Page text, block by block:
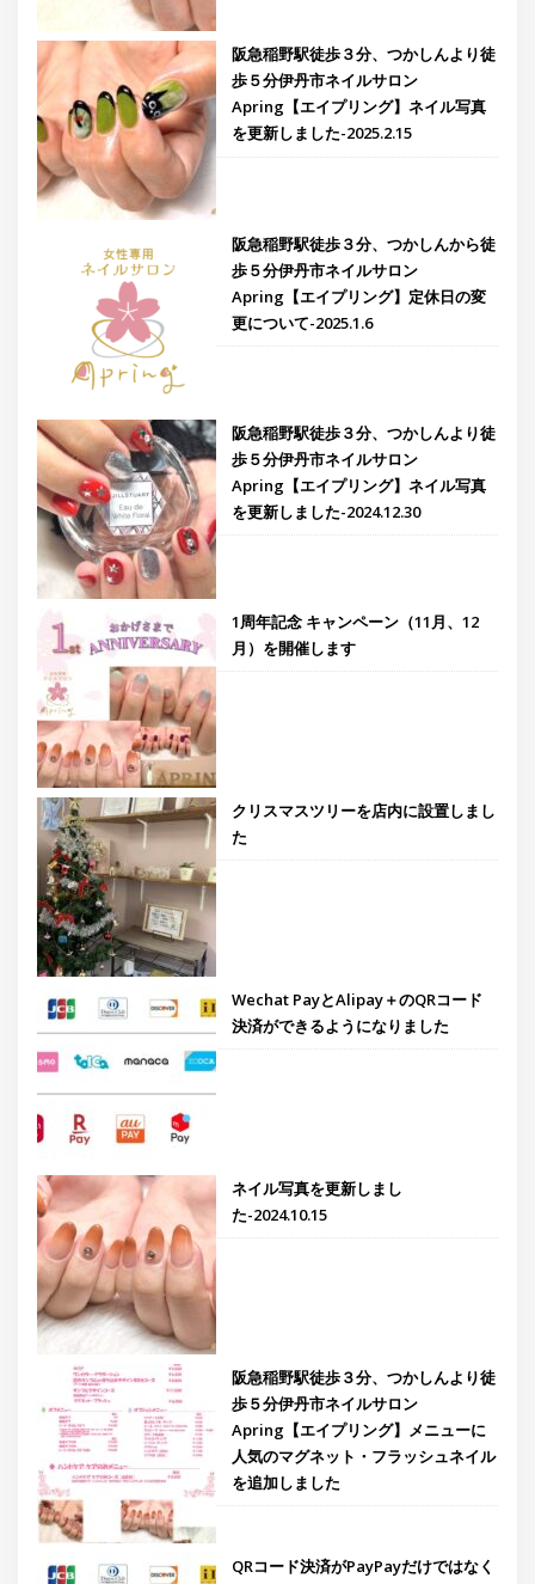
阪急稲野駅徒歩３分、つかしんより徒
歩５分伊丹市ネイルサロン
Apring【エイプリング】ネイル写真
を更新しました-2025.2.15
阪急稲野駅徒歩３分、つかしんから徒
歩５分伊丹市ネイルサロン
Apring【エイプリング】定休日の変
更について-2025.1.6
阪急稲野駅徒歩３分、つかしんより徒
歩５分伊丹市ネイルサロン
Apring【エイプリング】ネイル写真
を更新しました-2024.12.30
1周年記念 キャンペーン（11月、12
月）を開催します
クリスマスツリーを店内に設置しまし
た
Wechat PayとAlipay＋のQRコード
決済ができるようになりました
ネイル写真を更新しまし
た-2024.10.15
阪急稲野駅徒歩３分、つかしんより徒
歩５分伊丹市ネイルサロン
Apring【エイプリング】メニューに
人気のマグネット・フラッシュネイル
を追加しました
QRコード決済がPayPayだけではなく